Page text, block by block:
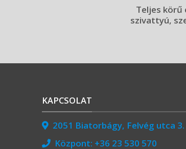
Teljes
szivattyú,
KAPCSOLAT
2051 Biatorbágy, Felvég utca 3.
Központ: +36 23 530 570